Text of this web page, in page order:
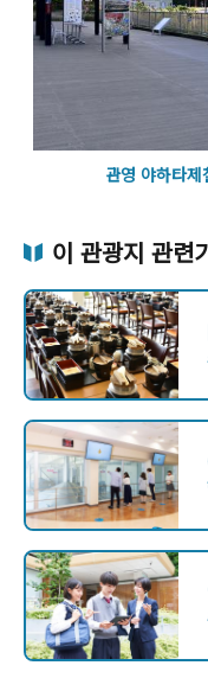
관영 야하타
이 관광지 관련